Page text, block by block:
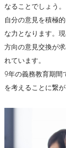
なることでしょう。
自分の意見を積極
な力となります。
方向の意見交換が
れています。
9年の義務教育期間
を考えることに繋